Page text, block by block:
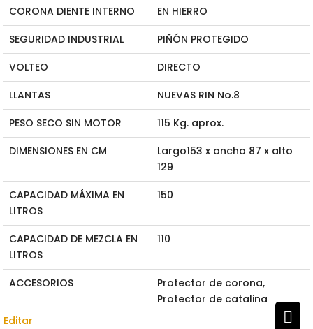

Editar
CORONA DIENTE INTERNO
EN HIERRO
SEGURIDAD INDUSTRIAL
PIÑÓN PROTEGIDO
VOLTEO
DIRECTO
LLANTAS
NUEVAS RIN No.8
PESO SECO SIN MOTOR
115 Kg. aprox.
DIMENSIONES EN CM
Largo153 x ancho 87 x alto
129
CAPACIDAD MÁXIMA EN
LITROS
150
CAPACIDAD DE MEZCLA EN
LITROS
110
ACCESORIOS
Protector de corona,
Protector de catalina